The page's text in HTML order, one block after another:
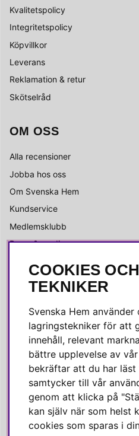
Kvalitetspolicy
Integritetspolicy
Köpvillkor
Leverans
Reklamation & retur
Skötselråd
OM OSS
Alla recensioner
Jobba hos oss
Om Svenska Hem
Kundservice
Medlemsklubb
Press & media
SOCIALA MEDIER
Instagram
Linkedin
Pinterest
SVENSKA HEM
Varmt välkommen till Svenska
COOKIES
TEKNIKER
Svenska Hem
lagringstekniker för att
innehåll, relevant
bättre upplevelse av
bekräftar att du har
samtycker till vår
genom att klicka på
kan själv när som helst
cookies som sparas i